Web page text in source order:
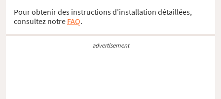
Pour obtenir des instructions d'installation détaillées,
consultez notre FAQ.
advertisement